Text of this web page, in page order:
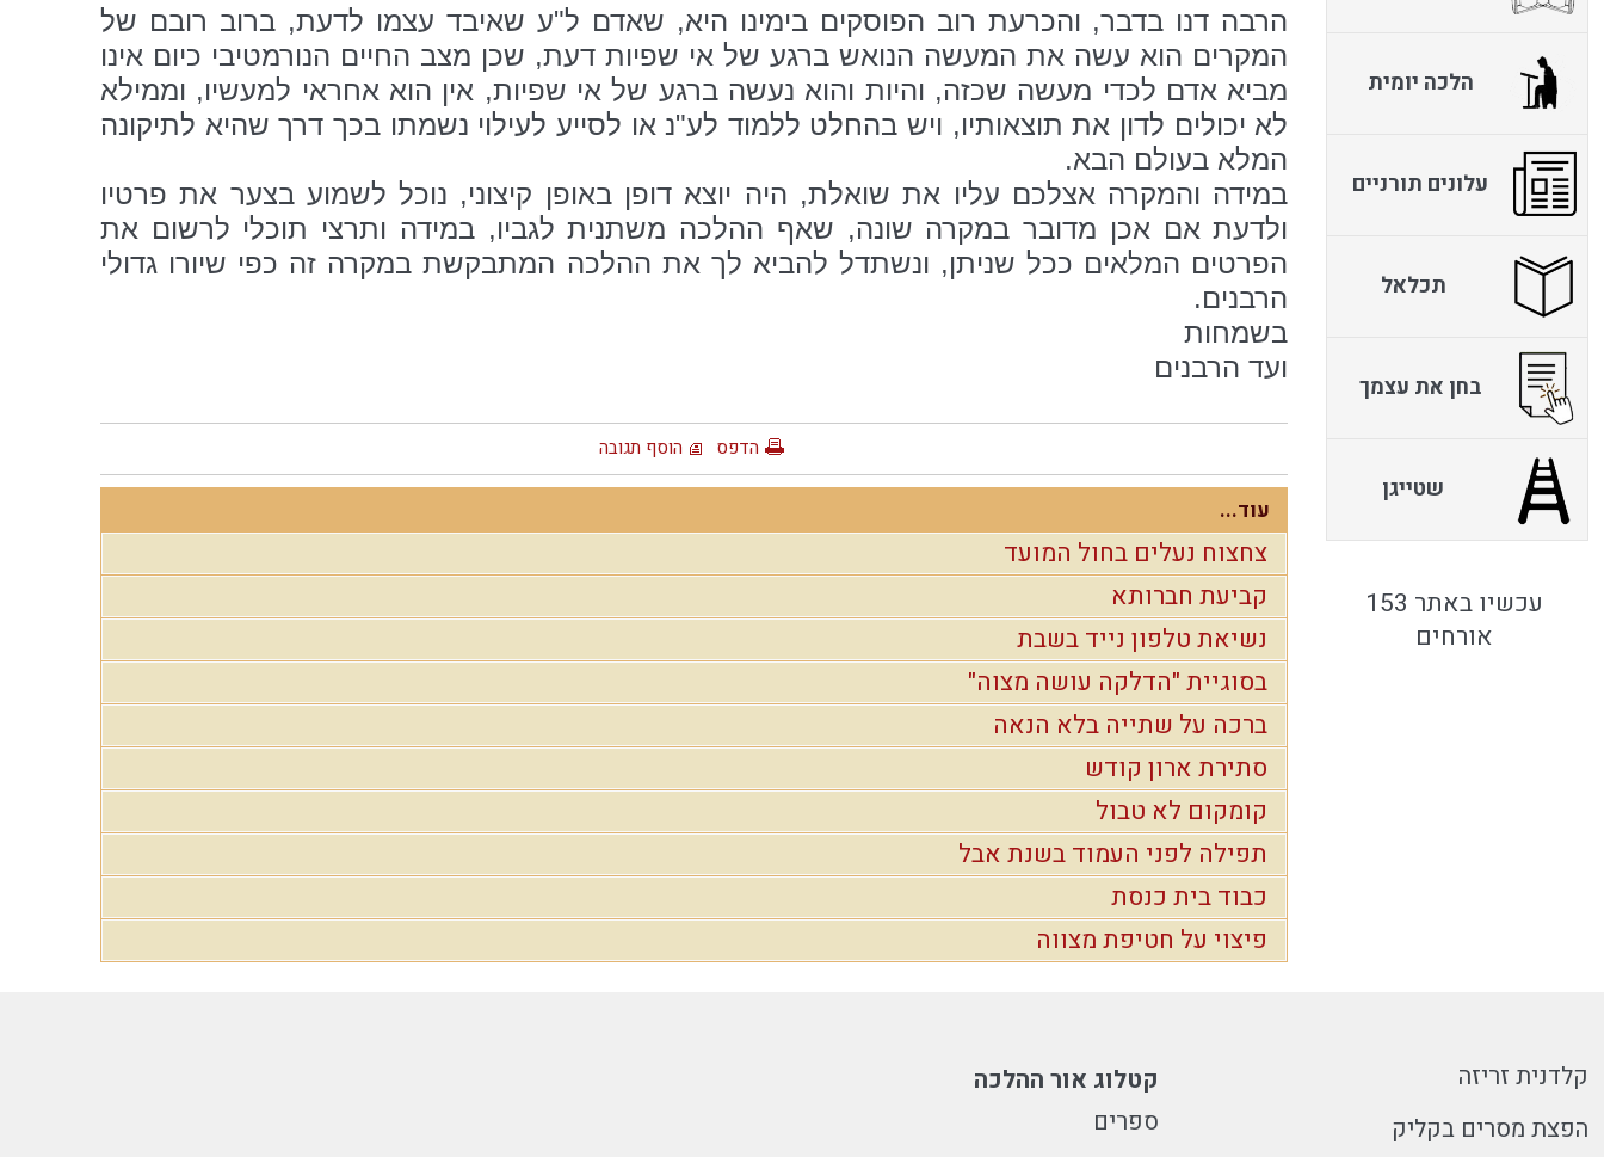
הרבה דנו בדבר, והכרעת רוב הפוסקים בימינו היא, שאדם ל"ע שאיבד עצמו לדעת, ברוב רובם של
המקרים הוא עשה את המעשה הנואש ברגע של אי שפיות דעת, שכן מצב החיים הנורמטיבי כיום אינו
מביא אדם לכדי מעשה שכזה, והיות והוא נעשה ברגע של אי שפיות, אין הוא אחראי למעשיו, וממילא
לא יכולים לדון את תוצאותיו, ויש בהחלט ללמוד לע"נ או לסייע לעילוי נשמתו בכך דרך שהיא לתיקונה
המלא בעולם הבא.
במידה והמקרה אצלכם עליו את שואלת, היה יוצא דופן באופן קיצוני, נוכל לשמוע בצער את פרטיו
ולדעת אם אכן מדובר במקרה שונה, שאף ההלכה משתנית לגביו, במידה ותרצי תוכלי לרשום את
הפרטים המלאים ככל שניתן, ונשתדל להביא לך את ההלכה המתבקשת במקרה זה כפי שיורו גדולי
הרבנים.
בשמחות
ועד הרבנים
הדפס הוסף תגובה
עוד...
צחצוח נעלים בחול המועד
קביעת חברותא
נשיאת טלפון נייד בשבת
בסוגיית "הדלקה עושה מצוה"
ברכה על שתייה בלא הנאה
סתירת ארון קודש
קומקום לא טבול
תפילה לפני העמוד בשנת אבל
כבוד בית כנסת
פיצוי על חטיפת מצווה
הלכה יומית
עלונים תורניים
תכלאל
בחן את עצמך
שטייגן
עכשיו באתר 153
אורחים
קלדנית זריזה
הפצת מסרים בקליק
קטלוג אור ההלכה
ספרים